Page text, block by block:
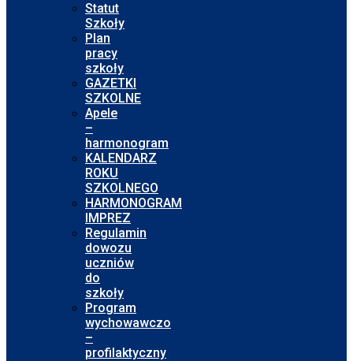
Statut
Szkoły
Plan
pracy
szkoły
GAZETKI
SZKOLNE
Apele
–
harmonogram
KALENDARZ
ROKU
SZKOLNEGO
HARMONOGRAM
IMPREZ
Regulamin
dowozu
uczniów
do
szkoły
Program
wychowawczo
–
profilaktyczny